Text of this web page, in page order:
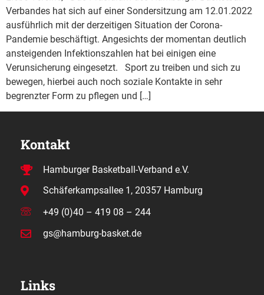
Verbandes hat sich auf einer Sondersitzung am 12.01.2022
ausführlich mit der derzeitigen Situation der Corona-
Pandemie beschäftigt. Angesichts der momentan deutlich
ansteigenden Infektionszahlen hat bei einigen eine
Verunsicherung eingesetzt. Sport zu treiben und sich zu
bewegen, hierbei auch noch soziale Kontakte in sehr
begrenzter Form zu pflegen und […]
Kontakt
Hamburger Basketball-Verband e.V.
Schäferkampsallee 1, 20357 Hamburg
+49 (0)40 – 419 08 – 244
gs@hamburg-basket.de
Links